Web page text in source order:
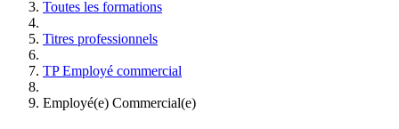
Toutes les formations
Titres professionnels
TP Employé commercial
Employé(e) Commercial(e)